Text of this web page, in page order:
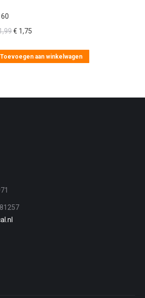
Oorspronkelijke
was:
€ 1,75
is:
Toevoegen aan winkelwagen